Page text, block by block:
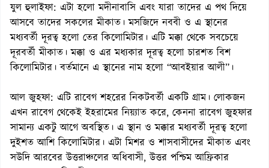
যুল হুলাইফা: এটা হলো মদীনাবাসি এবং যারা তাদের এ পথ দিয়ে
আসবে তাদের সকলের মীকাত। মসজিদে নববী ও এ স্থানের
মধ্যবর্তী দূরত্ব হলো তের কিলোমিটার। এটি মক্কা থেকে সবচেয়ে
দূরবর্তী মীকাত। মক্কা ও এর মধ্যকার দূরত্ব হলো চারশত বিশ
কিলোমিটার। বর্তমানে এ স্থানের নাম হলো “আবইয়ার আলী”।
আল জুহফা: এটি রাবেগ শহরের নিকটবর্তী একটি গ্রাম। লোকজন
এখন রাবেগ থেকেই ইহরামের নিয়্যাত করে, কেননা রাবেগ জুহফার
সামান্য একটু আগে অবস্থিত। এ স্থান ও মক্কার মধ্যবর্তী দূরত্ব হলো
দুইশত আশি কিলোমিটার। এটা মিশর ও শাসবাসীদের মীকাত এবং
সউদি আরবের উত্তরাঞ্চলের অধিবাসী, উত্তর পশ্চিম আফ্রিকার